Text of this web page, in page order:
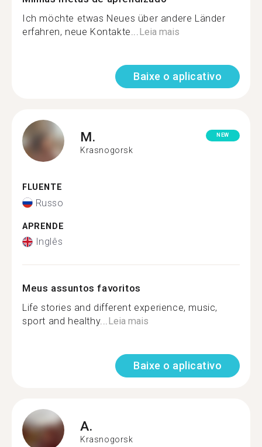
Ich möchte etwas Neues über andere Länder
erfahren, neue Kontakte...Leia mais
Baixe o aplicativo
M.
Krasnogorsk
NEW
FLUENTE
Russo
APRENDE
Inglês
Meus assuntos favoritos
Life stories and different experience, music,
sport and healthy...Leia mais
Baixe o aplicativo
A.
Krasnogorsk